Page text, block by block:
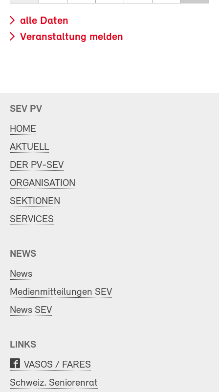
alle Daten
Veranstaltung melden
SEV PV
HOME
AKTUELL
DER PV-SEV
ORGANISATION
SEKTIONEN
SERVICES
NEWS
News
Medienmitteilungen SEV
News SEV
LINKS
VASOS / FARES
Schweiz. Seniorenrat